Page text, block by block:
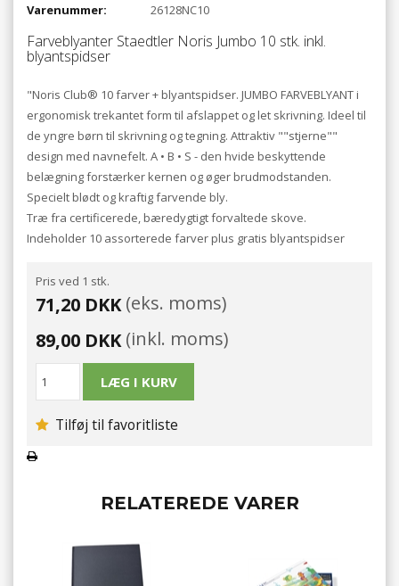
Varenummer: 26128NC10
Farveblyanter Staedtler Noris Jumbo 10 stk. inkl.
blyantspidser
"Noris Club® 10 farver + blyantspidser. JUMBO FARVEBLYANT i
ergonomisk trekantet form til afslappet og let skrivning. Ideel til
de yngre børn til skrivning og tegning. Attraktiv ""stjerne""
design med navnefelt. A • B • S - den hvide beskyttende
belægning forstærker kernen og øger brudmodstanden.
Specielt blødt og kraftig farvende bly.
Træ fra certificerede, bæredygtigt forvaltede skove.
Indeholder 10 assorterede farver plus gratis blyantspidser
Pris ved 1 stk.
71,20 DKK(eks. moms)
89,00 DKK(inkl. moms)
Tilføj til favoritliste
RELATEREDE VARER